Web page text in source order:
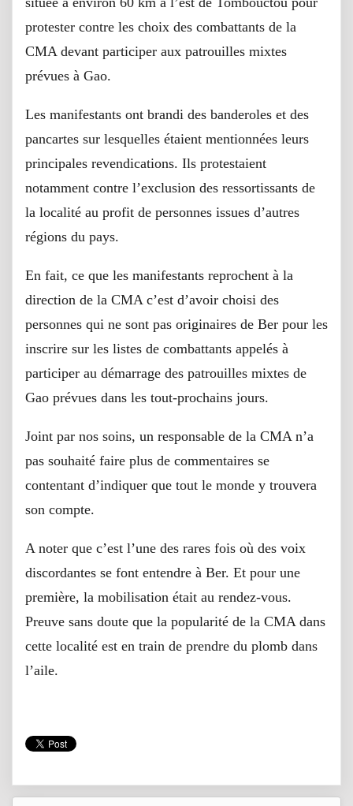
protester contre les choix des combattants de la
CMA devant participer aux patrouilles mixtes
prévues à Gao.
Les manifestants ont brandi des banderoles et des
pancartes sur lesquelles étaient mentionnées leurs
principales revendications. Ils protestaient
notamment contre l’exclusion des ressortissants de
la localité au profit de personnes issues d’autres
régions du pays.
En fait, ce que les manifestants reprochent à la
direction de la CMA c’est d’avoir choisi des
personnes qui ne sont pas originaires de Ber pour les
inscrire sur les listes de combattants appelés à
participer au démarrage des patrouilles mixtes de
Gao prévues dans les tout-prochains jours.
Joint par nos soins, un responsable de la CMA n’a
pas souhaité faire plus de commentaires se
contentant d’indiquer que tout le monde y trouvera
son compte.
A noter que c’est l’une des rares fois où des voix
discordantes se font entendre à Ber. Et pour une
première, la mobilisation était au rendez-vous.
Preuve sans doute que la popularité de la CMA dans
cette localité est en train de prendre du plomb dans
l’aile.